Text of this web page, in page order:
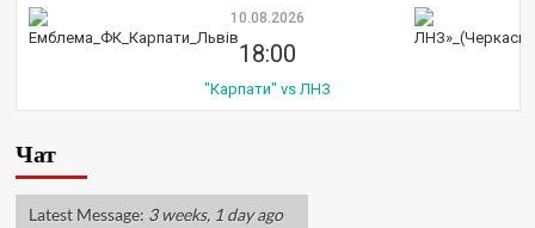
10.08.2026
18:00
"Карпати" vs ЛНЗ
Чат
Latest Message: 3 weeks, 1 day ago